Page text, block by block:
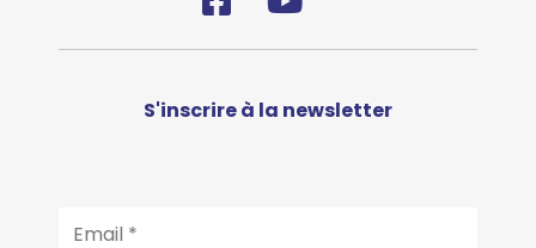
S'inscrire à la newsletter